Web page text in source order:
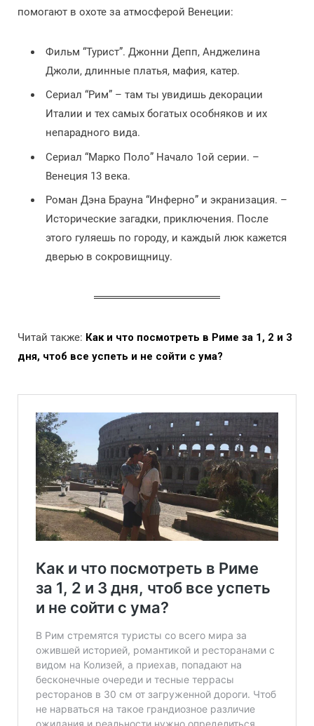
помогают в охоте за атмосферой Венеции:
Фильм “Турист”. Джонни Депп, Анджелина
Джоли, длинные платья, мафия, катер.
Сериал “Рим” – там ты увидишь декорации
Италии и тех самых богатых особняков и их
непарадного вида.
Сериал “Марко Поло” Начало 1ой серии. –
Венеция 13 века.
Роман Дэна Брауна “Инферно” и экранизация. –
Исторические загадки, приключения. После
этого гуляешь по городу, и каждый люк кажется
дверью в сокровищницу.
Читай также: Как и что посмотреть в Риме за 1, 2 и 3
дня, чтоб все успеть и не сойти с ума?